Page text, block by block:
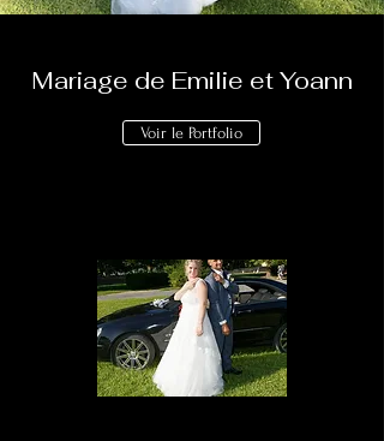
Mariage de Emilie et Yoann
Voir le Portfolio